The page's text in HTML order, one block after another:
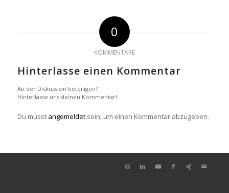
0
KOMMENTARE
Hinterlasse einen Kommentar
An der Diskussion beteiligen?
Hinterlasse uns deinen Kommentar!
Du musst angemeldetsein, um einen Kommentar abzugeben.